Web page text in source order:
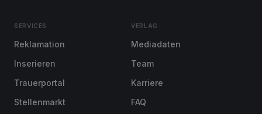
SERVICES
Reklamation
Inserieren
Trauerportal
Stellenmarkt
VERLAG
Mediadaten
Team
Karriere
FAQ